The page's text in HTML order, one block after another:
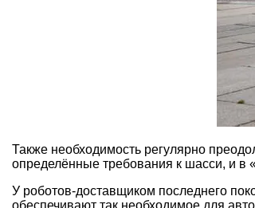
Также необходимость регулярно
определённые требования к шасси, и в
У роботов-доставщиком последнего
обеспечивают так необходимое для